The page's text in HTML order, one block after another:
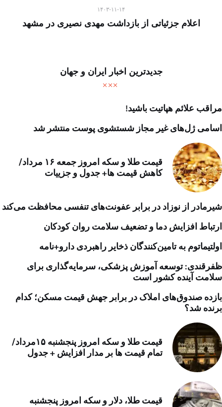
۱۴۰۳-۱۱-۱۴
اعلام جزئیاتی از بازداشت مهدی نصیری در مشهد
جدیدترین اخبار ایران و جهان
مراقب علائم هپاتیت باشید!
اسامی ژل‌های غیر مجاز شستشوی پوست منتشر شد
قیمت طلا و سکه امروز جمعه ۱۶ مرداد/
کاهش قیمت ها+ جدول و جزییات
شیرمادر از نوزاد در برابر عفونت‌های تنفسی محافظت می‌کند
ارتباط افزایش دما و تضعیف سلامت روان کودکان
اولتیماتوم به تامین‌کنندگان ذخایر راهبردی دارو+نامه
ظفرقندی: توسعه آموزش پزشکی، سرمایه‌گذاری برای
سلامت آینده کشور است
بازده صندوق‌های املاک در برابر جهش قیمت مسکن؛ کدام
برنده شد؟
قیمت طلا و سکه امروز پنجشنبه ۱۵مرداد/
تمام قیمت ها بر مدار افزایش + جدول
قیمت طلا، دلار و سکه امروز پنجشنبه